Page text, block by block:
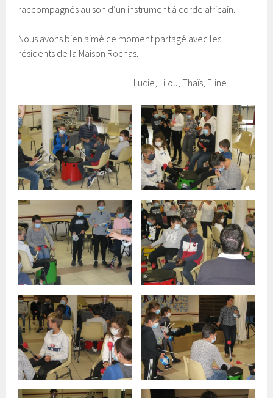
raccompagnés au son d’un instrument à corde africain.
Nous avons bien aimé ce moment partagé avec les
résidents de la Maison Rochas.
Lucie, Lilou, Thaïs, Eline